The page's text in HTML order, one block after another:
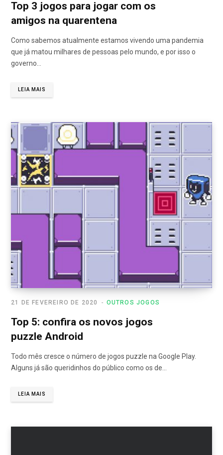
Top 3 jogos para jogar com os
amigos na quarentena
Como sabemos atualmente estamos vivendo uma pandemia
que já matou milhares de pessoas pelo mundo, e por isso o
governo…
LEIA MAIS
OUTROS JOGOS
21 DE FEVEREIRO DE 2020
Top 5: confira os novos jogos
puzzle Android
Todo mês cresce o número de jogos puzzle na Google Play.
Alguns já são queridinhos do público como os de…
LEIA MAIS